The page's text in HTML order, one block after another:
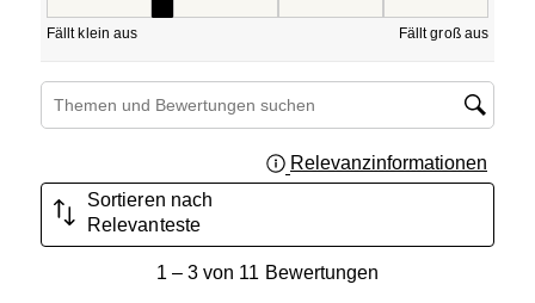
Fällt klein aus Fällt groß aus
Suchthemen und Bewertungen Suchregion
Relevanzinformationen
Sortieren nach
Relevanteste
1– 3 von 11 Bewertungen